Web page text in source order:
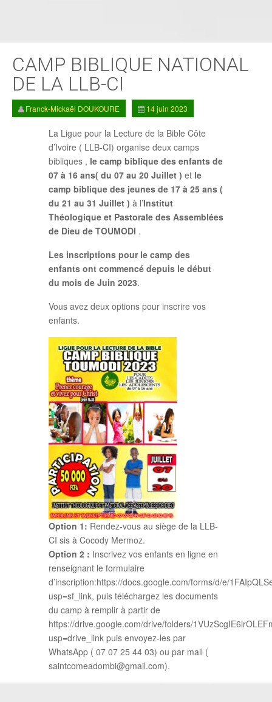
CAMP BIBLIQUE NATIONAL
DE LA LLB-CI
Franck-Mickaël DOUKOURE 14 juin 2023
La Ligue pour la Lecture de la Bible Côte
d’Ivoire ( LLB-CI) organise deux camps
bibliques , le camp biblique des enfants de
07 à 16 ans( du 07 au 20 Juillet ) et le
camp biblique des jeunes de 17 à 25 ans (
du 21 au 31 Juillet ) à l’Institut
Théologique et Pastorale des Assemblées
de Dieu de TOUMODI .
Les inscriptions pour le camp des
enfants ont commencé depuis le début
du mois de Juin 2023.
Vous avez deux options pour inscrire vos
enfants.
Option 1: Rendez-vous au siège de la LLB-
CI sis à Cocody Mermoz.
Option 2 : Inscrivez vos enfants en ligne en
renseignant le formulaire
d’inscription:https://docs.google.com/forms/d/e/
usp=sf_link, puis téléchargez les documents
du camp à remplir à partir de
https://drive.google.com/drive/folders/
usp=drive_link puis envoyez-les par
WhatsApp ( 07 07 25 44 03) ou par mail (
saintcomeadombi@gmail.com).